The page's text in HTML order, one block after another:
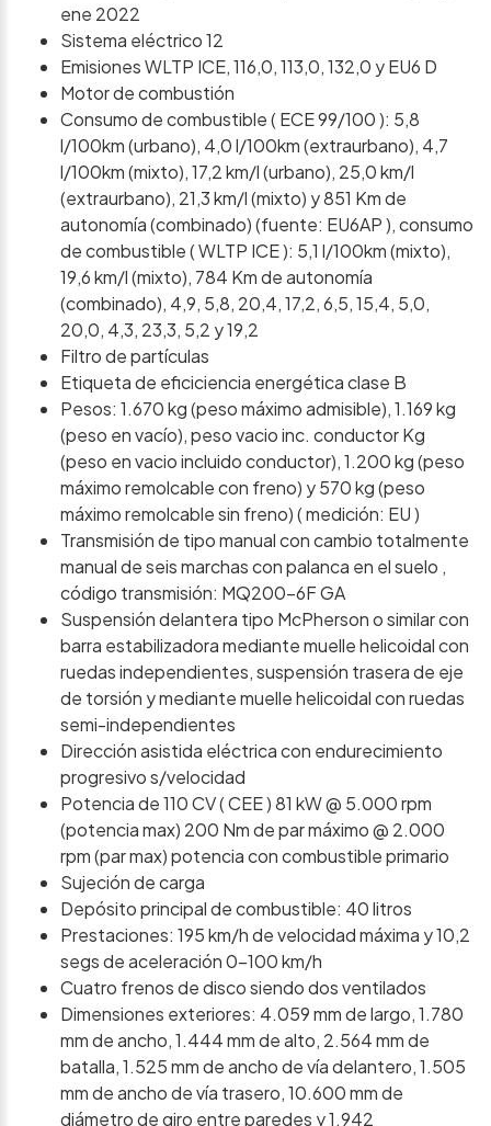
ene 2022
Sistema eléctrico 12
Emisiones WLTP ICE, 116,0, 113,0, 132,0 y EU6 D
Motor de combustión
Consumo de combustible ( ECE 99/100 ): 5,8
l/100km (urbano), 4,0 l/100km (extraurbano), 4,7
l/100km (mixto), 17,2 km/l (urbano), 25,0 km/l
(extraurbano), 21,3 km/l (mixto) y 851 Km de
autonomía (combinado) (fuente: EU6AP ), consumo
de combustible ( WLTP ICE ): 5,1 l/100km (mixto),
19,6 km/l (mixto), 784 Km de autonomía
(combinado), 4,9, 5,8, 20,4, 17,2, 6,5, 15,4, 5,0,
20,0, 4,3, 23,3, 5,2 y 19,2
Filtro de partículas
Etiqueta de eficiciencia energética clase B
Pesos: 1.670 kg (peso máximo admisible), 1.169 kg
(peso en vacío), peso vacio inc. conductor Kg
(peso en vacio incluido conductor), 1.200 kg (peso
máximo remolcable con freno) y 570 kg (peso
máximo remolcable sin freno) ( medición: EU )
Transmisión de tipo manual con cambio totalmente
manual de seis marchas con palanca en el suelo ,
código transmisión: MQ200-6F GA
Suspensión delantera tipo McPherson o similar con
barra estabilizadora mediante muelle helicoidal con
ruedas independientes, suspensión trasera de eje
de torsión y mediante muelle helicoidal con ruedas
semi-independientes
Dirección asistida eléctrica con endurecimiento
progresivo s/velocidad
Potencia de 110 CV ( CEE ) 81 kW @ 5.000 rpm
(potencia max) 200 Nm de par máximo @ 2.000
rpm (par max) potencia con combustible primario
Sujeción de carga
Depósito principal de combustible: 40 litros
Prestaciones: 195 km/h de velocidad máxima y 10,2
segs de aceleración 0-100 km/h
Cuatro frenos de disco siendo dos ventilados
Dimensiones exteriores: 4.059 mm de largo, 1.780
mm de ancho, 1.444 mm de alto, 2.564 mm de
batalla, 1.525 mm de ancho de vía delantero, 1.505
mm de ancho de vía trasero, 10.600 mm de
diámetro de giro entre paredes y 1.942